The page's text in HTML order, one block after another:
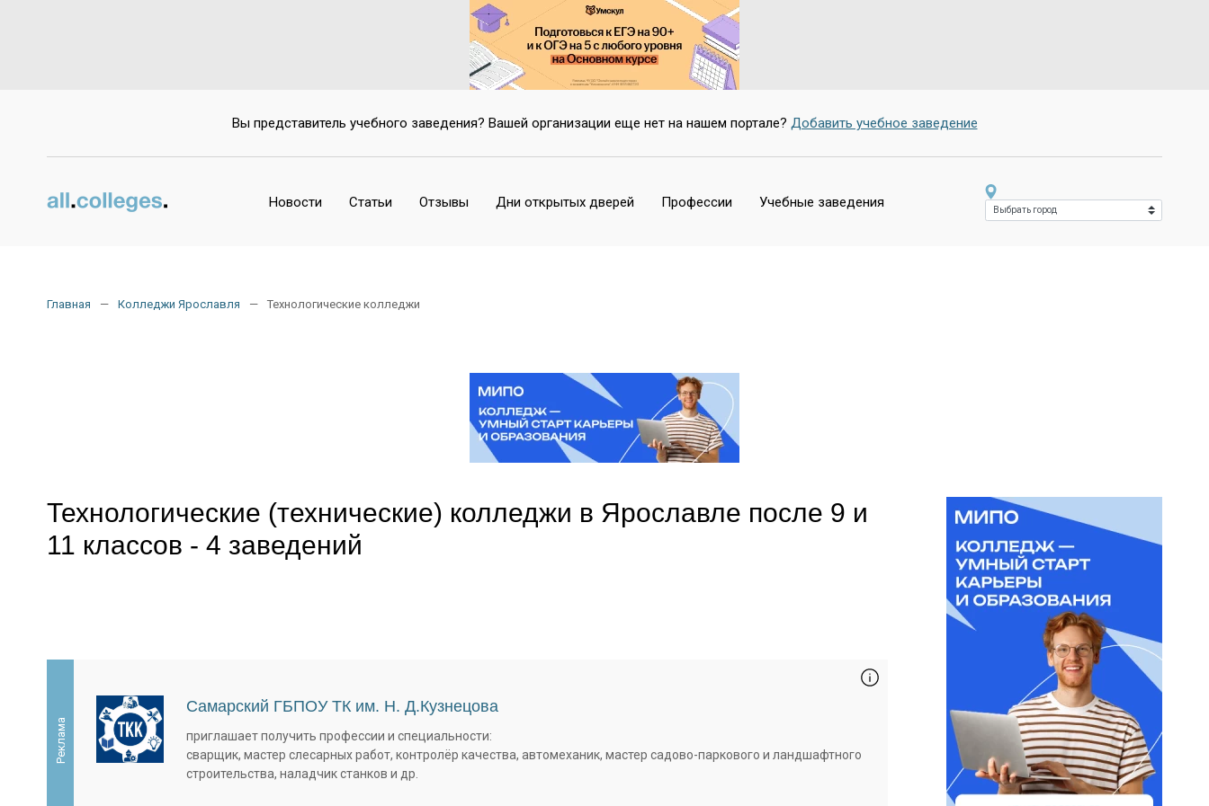
Вы представитель учебного заведения? Вашей организации еще нет на нашем портале? Добавить учебное заведение
Новости Статьи Отзывы Дни открытых дверей Профессии Учебные заведения
Главная Колледжи Ярославля Технологические колледжи
Технологические (технические) колледжи в Ярославле после 9 и
11 классов - 4 заведений
Реклама
Самарский ГБПОУ ТК им. Н. Д.Кузнецова
приглашает получить профессии и специальности:
сварщик, мастер слесарных работ, контролёр качества, автомеханик, мастер садово-паркового и ландшафтного
строительства, наладчик станков и др.